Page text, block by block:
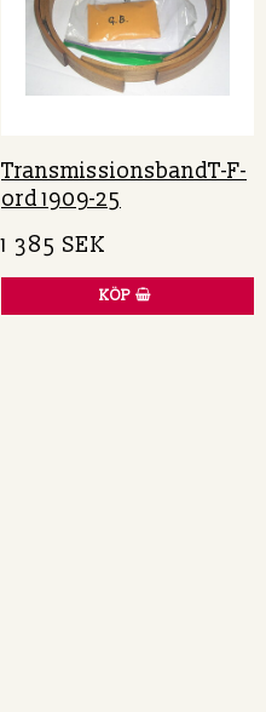
T­r­a­n­s­m­i­s­s­i­o­n­s­b­a­n­d­T­-­F­
o­r­d 1909-25
1 385 SEK
KÖP